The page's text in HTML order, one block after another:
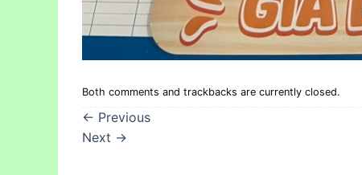
Both comments and trackbacks are currently closed.
← Previous
Next →